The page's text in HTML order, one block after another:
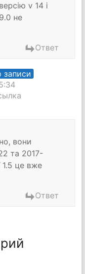
v 14 і
не
Ответ
записи
вони
та 2017-
1.5 це вже
Ответ